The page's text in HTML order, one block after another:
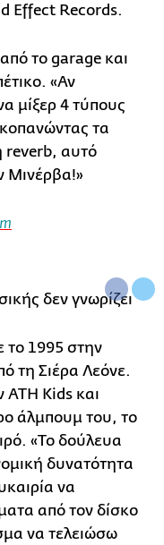
Effect Records.
το garage και
«Αν
μίξερ 4 τύπους
τα
reverb, αυτό
Μινέρβα!»
το 1995 στην
τη Σιέρα Λεόνε.
ATH Kids και
άλμπουμ του, το
«Το δούλευα
δυνατότητα
να
από τον δίσκο
να τελειώσω